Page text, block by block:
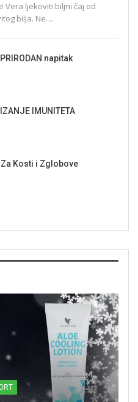
Vera ljekoviti biljni čaj od
bilja. Ne…
napitak
IMUNITETA
Za Kosti i Zglobove